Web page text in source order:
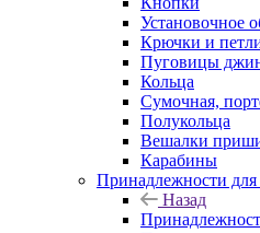
Установочное
Крючки и
Пуговицы
Кольца
Сумочная,
Полукольца
Вешалки
Карабины
Принадлежности
Назад